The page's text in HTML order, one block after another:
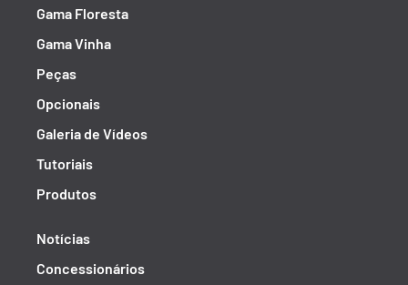
Gama Floresta
Gama Vinha
Peças
Opcionais
Galeria de Vídeos
Tutoriais
Produtos
Notícias
Concessionários